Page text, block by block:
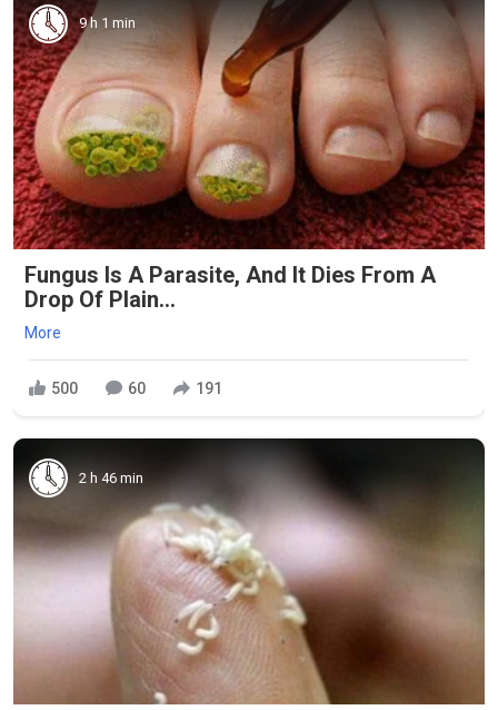
9 h 1 min
Fungus Is A Parasite, And It Dies From A
Drop Of Plain...
More
500 60 191
2 h 46 min